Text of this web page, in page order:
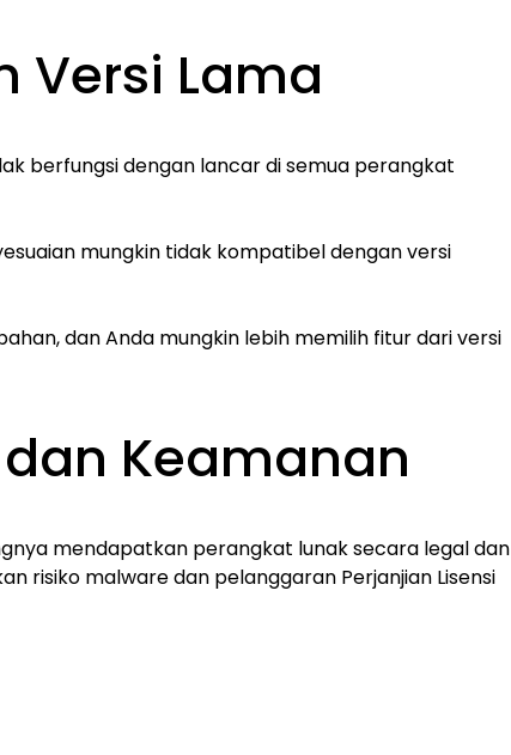
Versi Lama
berfungsi dengan lancar di semua perangkat
mungkin tidak kompatibel dengan versi
dan Anda mungkin lebih memilih fitur dari versi
Keamanan
mendapatkan perangkat lunak secara legal dan
risiko malware dan pelanggaran Perjanjian Lisensi